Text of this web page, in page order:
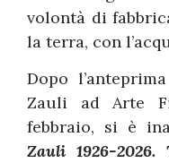
volontà di
la terra, con
Dopo
Zauli ad Arte
febbraio, si è
Zauli 1926-